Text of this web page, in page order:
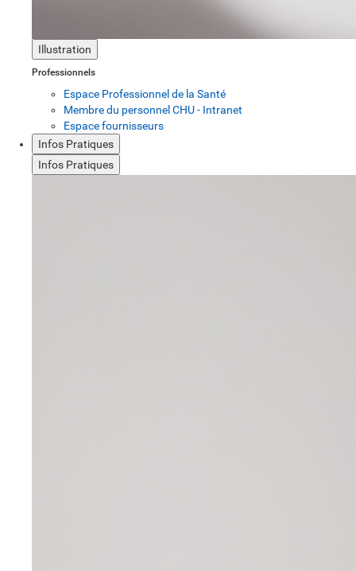
Illustration
Professionnels
Espace Professionnel de la Santé
Membre du personnel CHU - Intranet
Espace fournisseurs
Infos Pratiques
Infos Pratiques